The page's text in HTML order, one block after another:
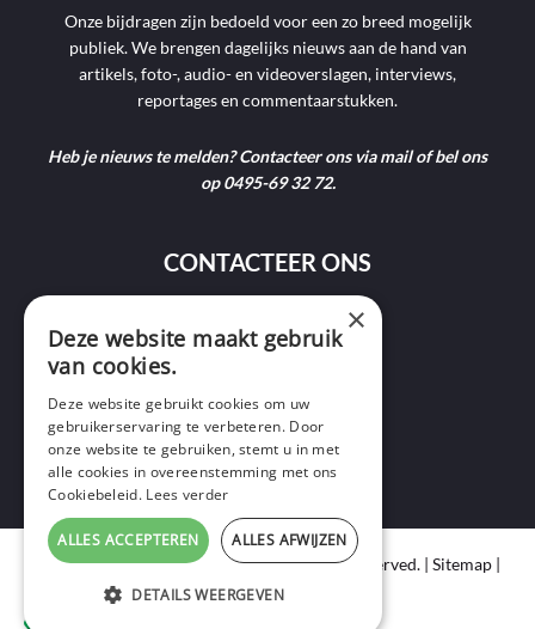
Onze bijdragen zijn bedoeld voor een zo breed mogelijk
publiek. We brengen dagelijks nieuws aan de hand van
artikels, foto-, audio- en videoverslagen, interviews,
reportages en commentaarstukken.
Heb je nieuws te melden? Contacteer ons via mail of bel ons
op 0495-69 32 72.
CONTACTEER ONS
9400 Ninove
+32 495 69 32 72
Copyright © 2020 Ninof Media. All Rights Reserved. | Sitemap|
Cookie Policy|Privacy Policy
×
Deze website maakt gebruik
van cookies.
Deze website gebruikt cookies om uw
gebruikerservaring te verbeteren. Door
onze website te gebruiken, stemt u in met
alle cookies in overeenstemming met ons
Cookiebeleid. Lees verder
ALLES ACCEPTEREN ALLES AFWIJZEN
DETAILS WEERGEVEN